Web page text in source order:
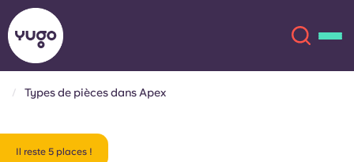
Types de pièces dans Apex
Il reste 5 places !